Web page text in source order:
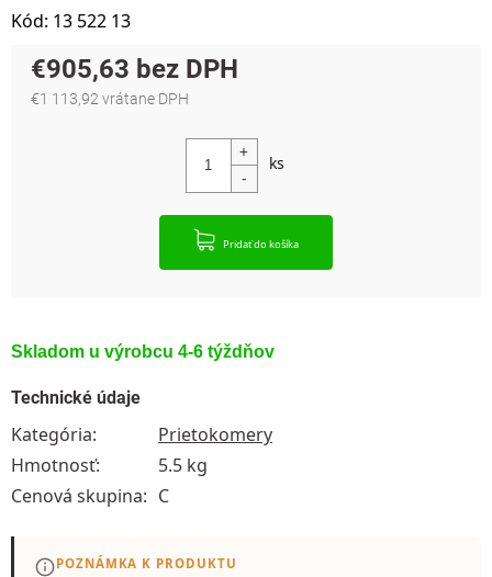
Skladom u výrobcu 4-6 týždňov
€905,63
€1 113,92 vrátane DPH
Pridať do košíka
Kód: 13 522 13
Technické údaje
Kategória:
Prietokomery
Hmotnosť:
5.5 kg
Cenová skupina: C
POZNÁMKA K PRODUKTU